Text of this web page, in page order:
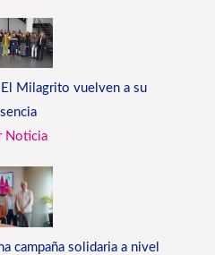
El Milagrito vuelven a su
Noticia
campaña solidaria a nivel